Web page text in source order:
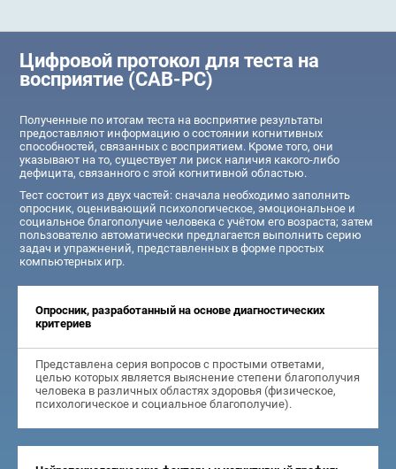
Цифровой протокол для теста на
восприятие (CAB-PC)
Полученные по итогам теста на восприятие результаты
предоставляют информацию о состоянии когнитивных
способностей, связанных с восприятием. Кроме того, они
указывают на то, существует ли риск наличия какого-либо
дефицита, связанного с этой когнитивной областью.
Тест состоит из двух частей: сначала необходимо заполнить
опросник, оценивающий психологическое, эмоциональное и
социальное благополучие человека с учётом его возраста; затем
пользователю автоматически предлагается выполнить серию
задач и упражнений, представленных в форме простых
компьютерных игр.
Опросник, разработанный на основе диагностических
критериев
Представлена серия вопросов с простыми ответами,
целью которых является выяснение степени благополучия
человека в различных областях здоровья (физическое,
психологическое и социальное благополучие).